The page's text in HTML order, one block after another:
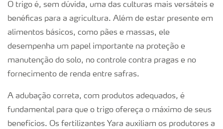
O trigo é, sem dúvida, uma das culturas mais versáteis e
benéficas para a agricultura. Além de estar presente em
alimentos básicos, como pães e massas, ele
desempenha um papel importante na proteção e
manutenção do solo, no controle contra pragas e no
fornecimento de renda entre safras.
A adubação correta, com produtos adequados, é
fundamental para que o trigo ofereça o máximo de seus
benefícios. Os fertilizantes Yara auxiliam os produtores a